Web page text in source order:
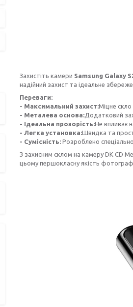
Захистіть камери Samsung Galaxy
надійний захист та ідеальне
Переваги:
- Максимальний захист:Міцне
- Металева основа:Додатковий
- Ідеальна прозорість:Не впливає
- Легка установка:Швидка та
- Сумісність: Розроблено
З захисним склом на камеру DK CD
цьому першокласну якість